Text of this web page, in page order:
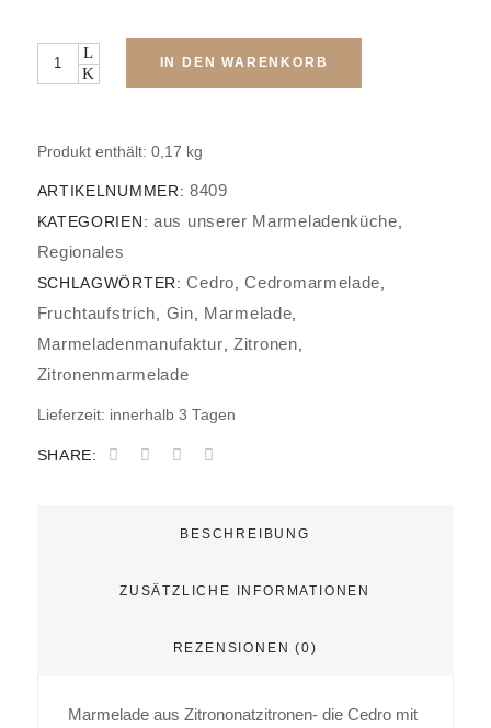
Menge IN DEN WARENKORB
Produkt enthält: 0,17 kg
ARTIKELNUMMER:8409
KATEGORIEN: aus unserer Marmeladenküche
Regionales
SCHLAGWÖRTER:Cedro ,Cedromarmelade
Fruchtaufstrich Gin Marmelade
Marmeladenmanufaktur Zitronen
Zitronenmarmelade
Lieferzeit: innerhalb 3 Tagen
SHARE:
BESCHREIBUNG
ZUSÄTZLICHE INFORMATIONEN
REZENSIONEN (0)
Marmelade aus Zitrononatzitronen- die Cedro mit